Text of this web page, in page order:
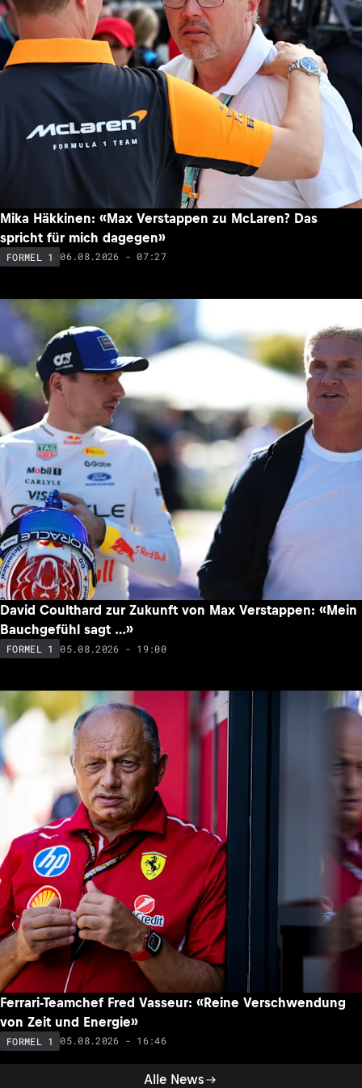
Alle News
Mika Häkkinen: «Max Verstappen zu McLaren? Das
spricht für mich dagegen»
FORMEL 1 06.08.2026 - 07:27
David Coulthard zur Zukunft von Max Verstappen: «Mein
Bauchgefühl sagt …»
FORMEL 1 05.08.2026 - 19:00
Ferrari-Teamchef Fred Vasseur: «Reine Verschwendung
von Zeit und Energie»
FORMEL 1 05.08.2026 - 16:46